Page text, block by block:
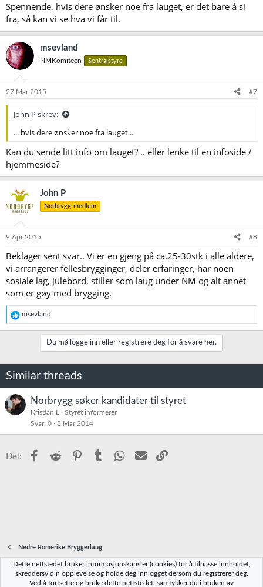
Spennende, hvis dere ønsker noe fra lauget, er det bare å si
fra, så kan vi se hva vi får til.
msevland
NMKomiteen Sentralstyre
27 Mar 2015 #7
John P skrev:
... hvis dere ønsker noe fra lauget...
Kan du sende litt info om lauget? .. eller lenke til en infoside /
hjemmeside?
John P
Norbrygg-medlem
9 Apr 2015 #8
Beklager sent svar.. Vi er en gjeng på ca.25-30stk i alle aldere,
vi arrangerer fellesbrygginger, deler erfaringer, har noen
sosiale lag, julebord, stiller som laug under NM og alt annet
som er gøy med brygging.
R
e
a
n
e
r
msevland
Du må logge inn eller registrere deg for å svare her.
Similar threads
Norbrygg søker kandidater til styret
Kristian L
Styret informerer
Svar 0 3 Mar 2014
Del: Facebook
Reddit PinterestTumblr WhatsApp
E-post
Nedre Romerike Bryggerlaug
Norbrygg-default
Dette nettstedet bruker informasjonskapsler (cookies) for å tilpasse innholdet,
skreddersy din opplevelse og holde deg innlogget dersom du registrerer deg.
Ved å fortsette og bruke dette nettstedet, samtykker du i bruken av